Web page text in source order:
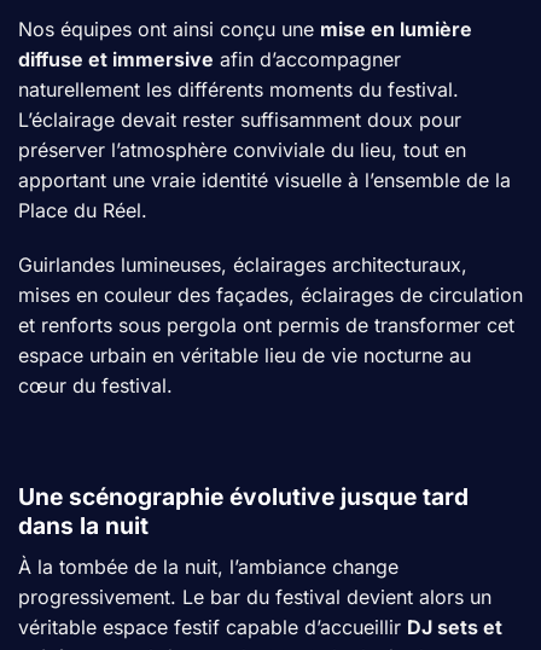
Nos équipes ont ainsi conçu une mise en lumière
diffuse et immersive afin d’accompagner
naturellement les différents moments du festival.
L’éclairage devait rester suffisamment doux pour
préserver l’atmosphère conviviale du lieu, tout en
apportant une vraie identité visuelle à l’ensemble de la
Place du Réel.
Guirlandes lumineuses, éclairages architecturaux,
mises en couleur des façades, éclairages de circulation
et renforts sous pergola ont permis de transformer cet
espace urbain en véritable lieu de vie nocturne au
cœur du festival.
Une scénographie évolutive jusque tard
dans la nuit
À la tombée de la nuit, l’ambiance change
progressivement. Le bar du festival devient alors un
véritable espace festif capable d’accueillir DJ sets et